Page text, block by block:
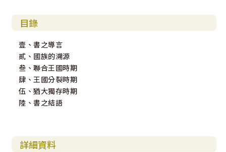
目錄
壹、書之導言
貳、國族的溯源
叁、聯合王國時期
肆、王國分裂時期
伍、猶大獨存時期
陸、書之結語
詳細資料